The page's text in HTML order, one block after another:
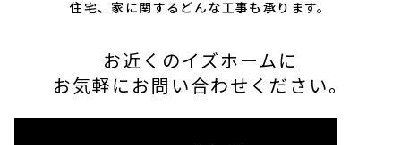
住宅、家に関するどんな工事も承ります。
お近くのイズホームに
お気軽にお問い合わせください。